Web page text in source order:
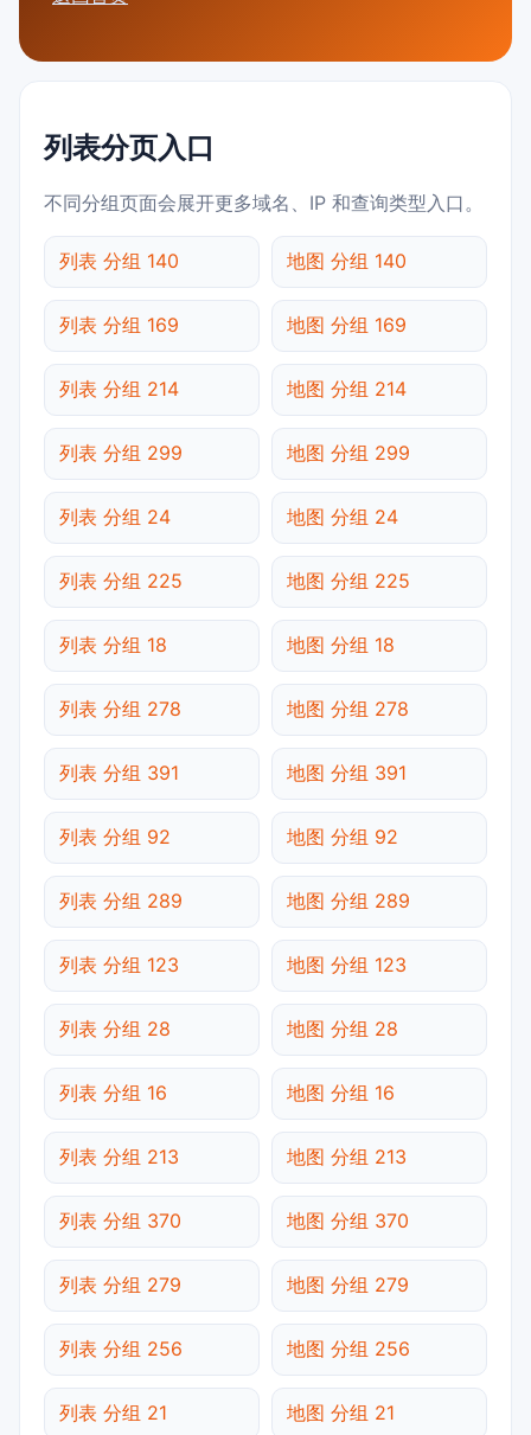
列表分页入口
不同分组页面会展开更多域名、IP 和查询类型入口。
列表 分组 140 地图 分组 140
列表 分组 169 地图 分组 169
列表 分组 214 地图 分组 214
列表 分组 299 地图 分组 299
列表 分组 24 地图 分组 24
列表 分组 225 地图 分组 225
列表 分组 18 地图 分组 18
列表 分组 278 地图 分组 278
列表 分组 391 地图 分组 391
列表 分组 92 地图 分组 92
列表 分组 289 地图 分组 289
列表 分组 123 地图 分组 123
列表 分组 28 地图 分组 28
列表 分组 16 地图 分组 16
列表 分组 213 地图 分组 213
列表 分组 370 地图 分组 370
列表 分组 279 地图 分组 279
列表 分组 256 地图 分组 256
列表 分组 21 地图 分组 21